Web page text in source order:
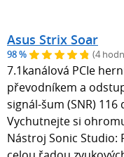
Asus Strix Soar
98 % (4
7.1kanálová PCIe
převodníkem a
signál-šum (SNR)
Vychutnejte si
Nástroj Sonic